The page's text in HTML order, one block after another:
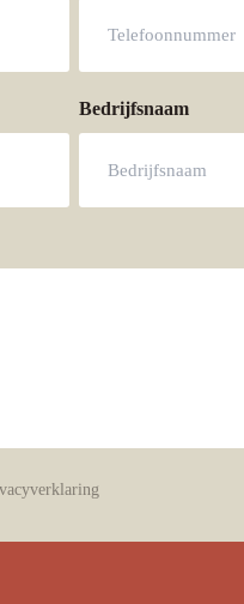
Bedrijfsnaam